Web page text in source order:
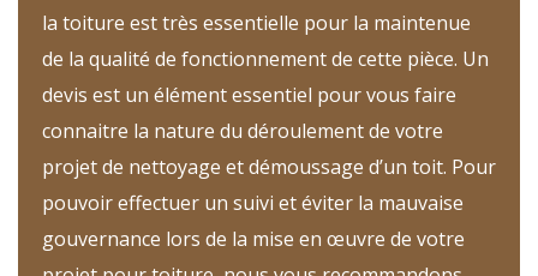
la toiture est très essentielle pour la maintenue
de la qualité de fonctionnement de cette pièce. Un
devis est un élément essentiel pour vous faire
connaitre la nature du déroulement de votre
projet de nettoyage et démoussage d’un toit. Pour
pouvoir effectuer un suivi et éviter la mauvaise
gouvernance lors de la mise en œuvre de votre